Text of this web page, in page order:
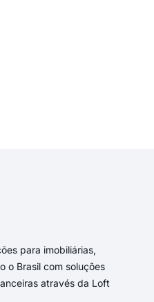
para imobiliárias,
o Brasil com soluções
através da Loft